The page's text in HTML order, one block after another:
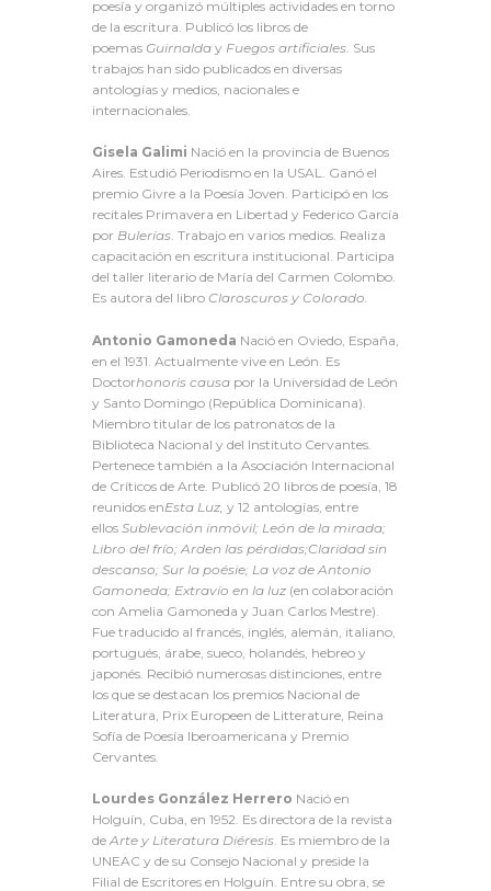
poesía y organizó múltiples actividades en torno
de la escritura. Publicó los libros de
poemas Guirnalda y Fuegos artificiales. Sus
trabajos han sido publicados en diversas
antologías y medios, nacionales e
internacionales.
Gisela Galimi Nació en la provincia de Buenos
Aires. Estudió Periodismo en la USAL. Ganó el
premio Givre a la Poesía Joven. Participó en los
recitales Primavera en Libertad y Federico García
por Bulerías. Trabajo en varios medios. Realiza
capacitación en escritura institucional. Participa
del taller literario de María del Carmen Colombo.
Es autora del libro Claroscuros y Colorado.
Antonio Gamoneda Nació en Oviedo, España,
en el 1931. Actualmente vive en León. Es
Doctorhonoris causa por la Universidad de León
y Santo Domingo (República Dominicana).
Miembro titular de los patronatos de la
Biblioteca Nacional y del Instituto Cervantes.
Pertenece también a la Asociación Internacional
de Críticos de Arte. Publicó 20 libros de poesía, 18
reunidos enEsta Luz, y 12 antologías, entre
ellos Sublevación inmóvil; León de la mirada;
Libro del frío; Arden las pérdidas;Claridad sin
descanso; Sur la poésie; La voz de Antonio
Gamoneda; Extravío en la luz (en colaboración
con Amelia Gamoneda y Juan Carlos Mestre).
Fue traducido al francés, inglés, alemán, italiano,
portugués, árabe, sueco, holandés, hebreo y
japonés. Recibió numerosas distinciones, entre
los que se destacan los premios Nacional de
Literatura, Prix Europeen de Litterature, Reina
Sofía de Poesía Iberoamericana y Premio
Cervantes.
Lourdes González Herrero Nació en
Holguín, Cuba, en 1952. Es directora de la revista
de Arte y Literatura Diéresis . Es miembro de la
UNEAC y de su Consejo Nacional y preside la
Filial de Escritores en Holguín. Entre su obra, se